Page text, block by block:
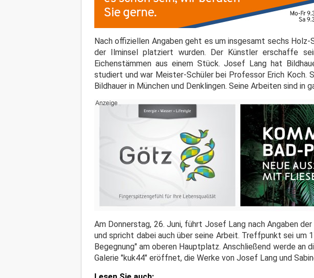
Nach offiziellen Angaben geht es um insgesamt sechs
der Ilminsel platziert wurden. Der Künstler erschaffe
Eichenstämmen aus einem Stück. Josef Lang hat
studiert und war Meister-Schüler bei Professor Erich
Bildhauer in München und Denklingen. Seine Arbeiten sind in
Am Donnerstag, 26. Juni, führt Josef Lang nach Angaben
und spricht dabei auch über seine Arbeit. Treffpunkt sei um
Begegnung" am oberen Hauptplatz. Anschließend werde an
Galerie "kuk44" eröffnet, die Werke von Josef Lang und